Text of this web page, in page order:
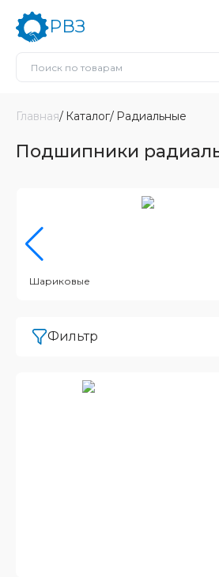
РВЗ
Главная Каталог Радиальные
Подшипники
Шариковые
Фильтр